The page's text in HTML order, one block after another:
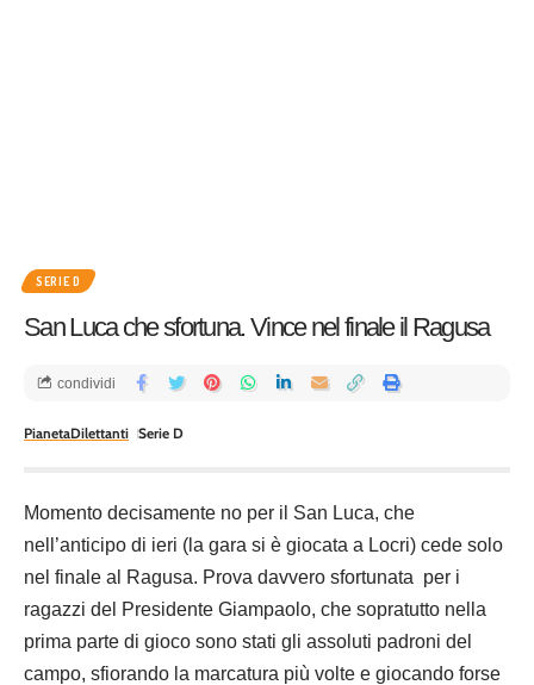
SERIE D
San Luca che sfortuna. Vince nel finale il Ragusa
PianetaDilettanti Serie D
condividi
Momento decisamente no per il San Luca, che
nell’anticipo di ieri (la gara si è giocata a Locri) cede solo
nel finale al Ragusa. Prova davvero sfortunata per i
ragazzi del Presidente Giampaolo, che sopratutto nella
prima parte di gioco sono stati gli assoluti padroni del
campo, sfiorando la marcatura più volte e giocando forse